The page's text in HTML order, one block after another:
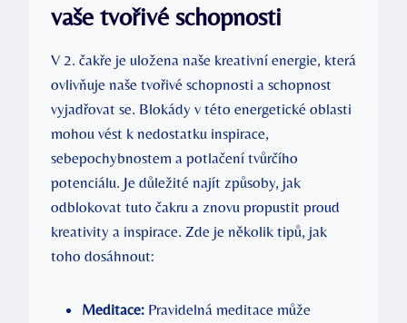
vaše tvořivé schopnosti
V‌ 2. čakře je uložena naše kreativní energie, která
ovlivňuje naše tvořivé schopnosti‌ a schopnost‌
vyjadřovat se. ‌Blokády ⁤v této energetické ‌oblasti
mohou vést⁢ k nedostatku inspirace,
sebepochybnostem a potlačení tvůrčího
potenciálu. ⁣Je důležité najít způsoby, jak
odblokovat tuto čakru a znovu propustit proud
kreativity ‌a inspirace. Zde je⁣ několik tipů, jak
toho ⁤dosáhnout:
Meditace: Pravidelná meditace může